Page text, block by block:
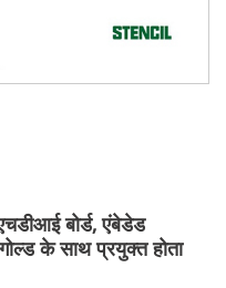
बोर्ड, एंबेडेड
के साथ प्रयुक्त होता